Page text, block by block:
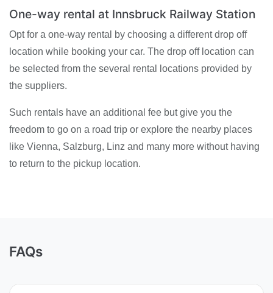
One-way rental at Innsbruck Railway Station
Opt for a one-way rental by choosing a different drop off
location while booking your car. The drop off location can
be selected from the several rental locations provided by
the suppliers.
Such rentals have an additional fee but give you the
freedom to go on a road trip or explore the nearby places
like Vienna, Salzburg, Linz and many more without having
to return to the pickup location.
FAQs